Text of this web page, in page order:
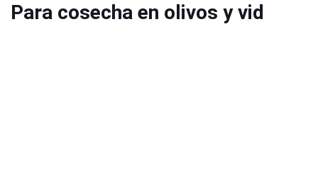
Para cosecha en olivos y vid